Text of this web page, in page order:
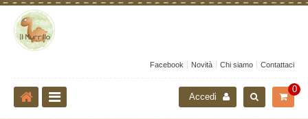
Facebook Novità Chi siamo Contattaci
0
Accedi